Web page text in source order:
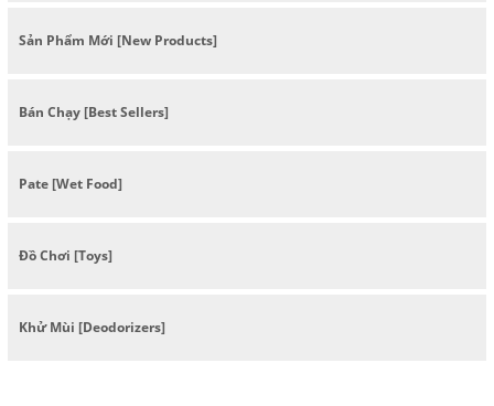
Sản Phẩm Mới [New Products]
Bán Chạy [Best Sellers]
Pate [Wet Food]
Đồ Chơi [Toys]
Khử Mùi [Deodorizers]